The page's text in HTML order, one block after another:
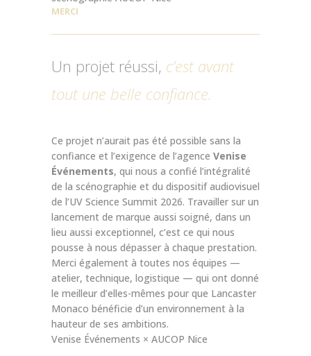
MERCI
Un projet réussi, c’est avant
tout une belle confiance.
Ce projet n’aurait pas été possible sans la
confiance et l’exigence de l’agence Venise
Événements, qui nous a confié l’intégralité
de la scénographie et du dispositif audiovisuel
de l’UV Science Summit 2026. Travailler sur un
lancement de marque aussi soigné, dans un
lieu aussi exceptionnel, c’est ce qui nous
pousse à nous dépasser à chaque prestation.
Merci également à toutes nos équipes —
atelier, technique, logistique — qui ont donné
le meilleur d’elles-mêmes pour que Lancaster
Monaco bénéficie d’un environnement à la
hauteur de ses ambitions.
Venise Événements × AUCOP Nice